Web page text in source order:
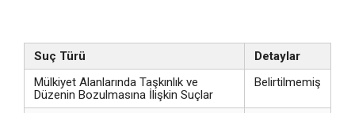
Suç Türü
Detaylar
Mülkiyet Alanlarında Taşkınlık ve
Düzenin Bozulmasına İlişkin Suçlar
Belirtilmemiş